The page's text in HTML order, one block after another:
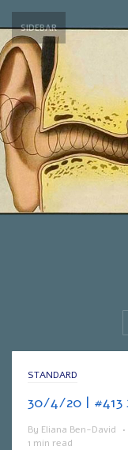
SIDEBAR
STANDARD
By Eliana Ben-David •
1 min read